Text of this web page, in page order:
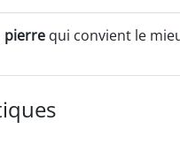
pierre qui convient le